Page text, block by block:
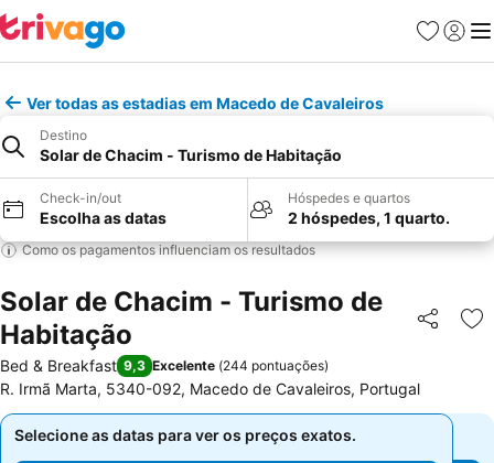
Favoritos
Iniciar
Ver todas as estadias em Macedo de Cavaleiros
Destino
Solar de Chacim - Turismo de Habitação
Check-in/out
Escolha as datas
Hóspedes e quartos
2 hóspedes, 1 quarto.
Como os pagamentos influenciam os resultados
Solar de Chacim - Turismo de
Habitação
Partilhar
Bed & Breakfast 9,3 Excelente (244 pontuações)
R. Irmã Marta, 5340-092, Macedo de Cavaleiros, Portugal
Selecione as datas para ver os preços exatos.
Selecione as datas para ver os preços exatos.